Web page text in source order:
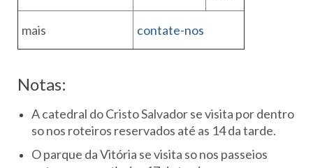
mais contate-nos
Notas:
A catedral do Cristo Salvador se visita por dentro
so nos roteiros reservados até as 14 da tarde.
O parque da Vitória se visita so nos passeios